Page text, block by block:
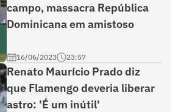
campo, massacra República
Dominicana em amistoso
16/06/2023 23:57
Renato Maurício Prado diz
que Flamengo deveria liberar
astro: 'É um inútil'